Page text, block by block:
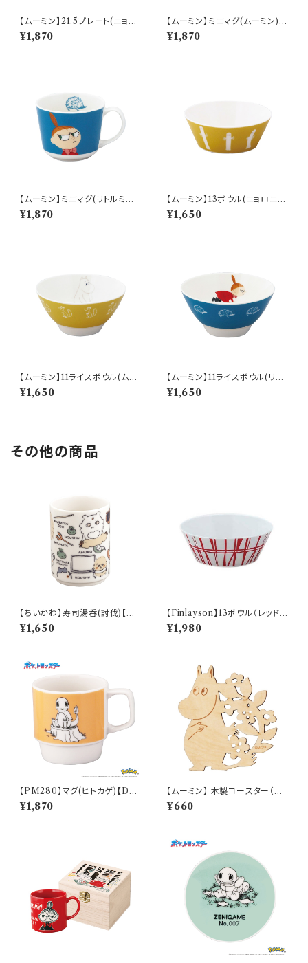
【ムーミン】21.5プレート(ニョロ
ニョロ)【 アニメーション】
¥1,870
【ムーミン】ミニマグ(ムーミン)【
アニメーション】
¥1,870
【ムーミン】ミニマグ(リトルミイ)
【 アニメーション】
¥1,870
【ムーミン】13ボウル(ニョロニョ
ロ)【 アニメーション】
¥1,650
【ムーミン】11ライスボウル(ムー
ミン)【 アニメーション】
¥1,650
【ムーミン】11ライスボウル(リト
ルミイ)【 アニメーション】
¥1,650
その他の商品
【ちいかわ】寿司湯呑(討伐)【CK
W50】CKW52-327
¥1,650
【Finlayson】13ボウル（レッド）
【コロナ】
¥1,980
【PM280】マグ(ヒトカゲ)【Dail
y Sketch】PM282-11
¥1,870
【ムーミン】 木製コースター（ム
ーミン）【木製コースター】
¥660